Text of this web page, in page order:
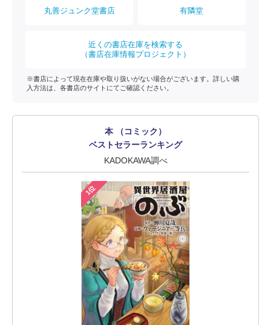
丸善ジュンク堂書店 有隣堂
近くの書店在庫を検索する
（書店在庫情報プロジェクト）
※書店によって現在在庫や取り扱いがない場合がございます。詳しい購
入方法は、各書店のサイトにてご確認ください。
本 （コミック）
ベストセラーランキング
KADOKAWA調べ
1位